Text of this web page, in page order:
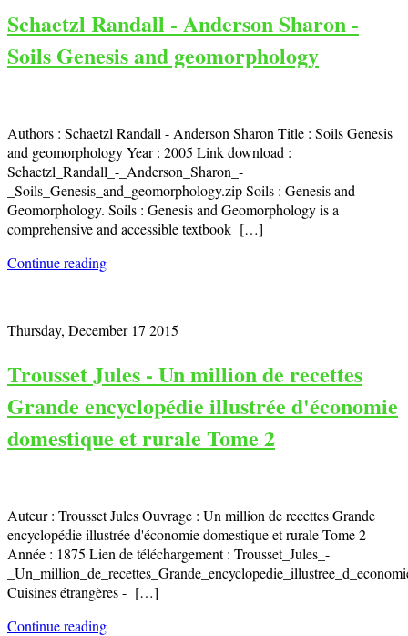
Schaetzl Randall - Anderson Sharon -
Soils Genesis and geomorphology
Authors : Schaetzl Randall - Anderson Sharon Title : Soils Genesis
and geomorphology Year : 2005 Link download :
Schaetzl_Randall_-_Anderson_Sharon_-
_Soils_Genesis_and_geomorphology.zip Soils : Genesis and
Geomorphology. Soils : Genesis and Geomorphology is a
comprehensive and accessible textbook […]
Continue reading
Thursday, December 17 2015
Trousset Jules - Un million de recettes
Grande encyclopédie illustrée d'économie
domestique et rurale Tome 2
Auteur : Trousset Jules Ouvrage : Un million de recettes Grande
encyclopédie illustrée d'économie domestique et rurale Tome 2
Année : 1875 Lien de téléchargement : Trousset_Jules_-
Cuisines étrangères - […]
Continue reading